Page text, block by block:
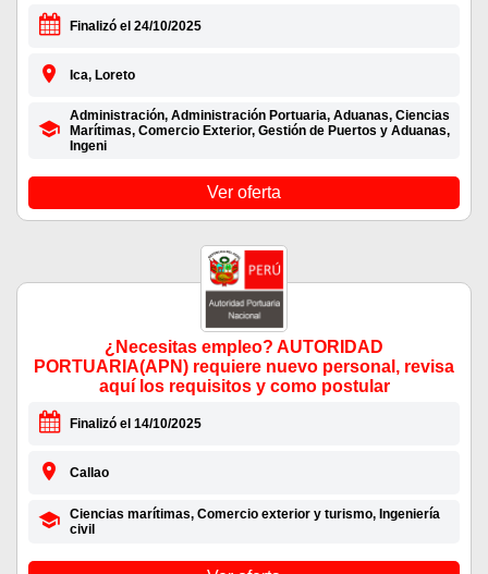
Finalizó el 24/10/2025
Ica, Loreto
Administración, Administración Portuaria, Aduanas, Ciencias
Marítimas, Comercio Exterior, Gestión de Puertos y Aduanas,
Ingeni
Ver oferta
¿Necesitas empleo? AUTORIDAD
PORTUARIA(APN) requiere nuevo personal, revisa
aquí los requisitos y como postular
Finalizó el 14/10/2025
Callao
Ciencias marítimas, Comercio exterior y turismo, Ingeniería
civil